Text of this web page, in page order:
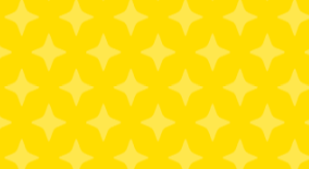
YouTube公式チャンネル